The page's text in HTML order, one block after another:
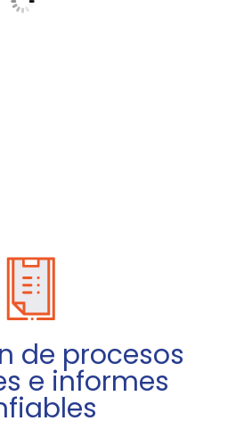
de procesos
e informes